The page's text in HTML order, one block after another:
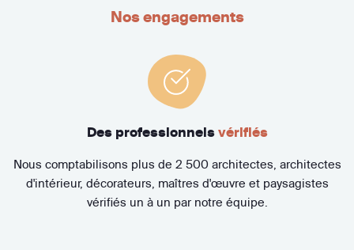
Nos engagements
Des professionnels vérifiés
Nous comptabilisons plus de 2 500 architectes, architectes
d'intérieur, décorateurs, maîtres d'œuvre et paysagistes
vérifiés un à un par notre équipe.